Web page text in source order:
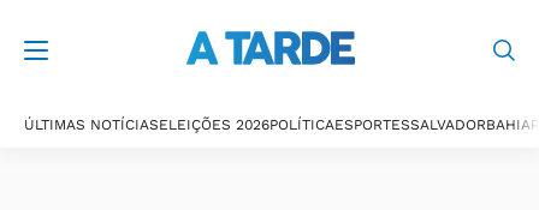
ÚLTIMAS NOTÍCIASELEIÇÕES 2026POLÍTICAESPORTESSALVADORBAHIA